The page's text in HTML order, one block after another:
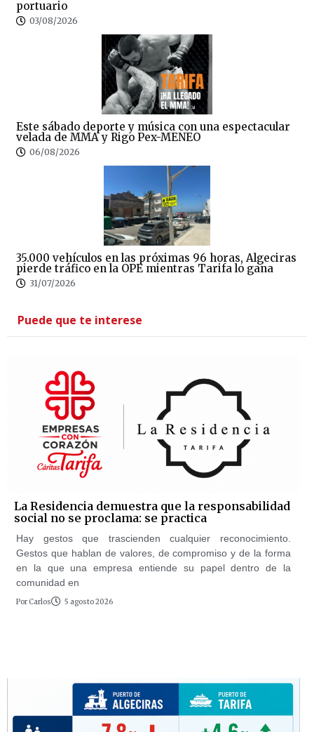
portuario
03/08/2026
Este sábado deporte y música con una espectacular
velada de MMA y Rigo Pex-MENEO
06/08/2026
35.000 vehículos en las próximas 96 horas, Algeciras
pierde tráfico en la OPE mientras Tarifa lo gana
31/07/2026
Puede que te interese
La Residencia demuestra que la responsabilidad
social no se proclama: se practica
Hay gestos que trascienden cualquier reconocimiento.
Gestos que hablan de valores, de compromiso y de la forma
en la que una empresa entiende su papel dentro de la
comunidad en
Por Carlos 5 agosto 2026